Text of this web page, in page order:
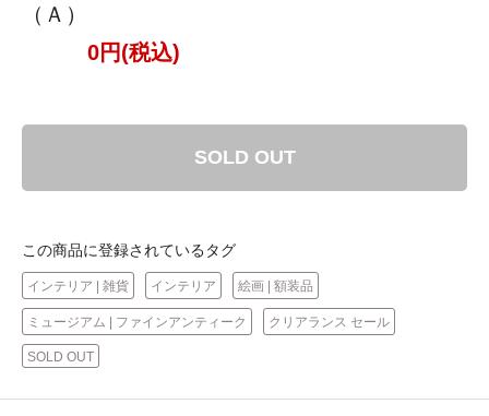
（Ａ）
0円(税込)
SOLD OUT
この商品に登録されているタグ
インテリア | 雑貨 インテリア 絵画 | 額装品
ミュージアム | ファインアンティーク クリアランス セール
SOLD OUT